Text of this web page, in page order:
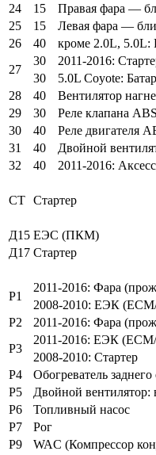
24
15
Правая фара —
25
15
Левая фара —
26
40
кроме 2.0L, 5.0L:
27
30
2011-2016:
30
5.0L Coyote:
28
40
Вентилятор
29
30
Реле клапана ABS
30
40
Реле двигателя
31
40
Двойной
32
40
2011-2016:
СТ Стартер
Д15 ЕЭС (ПКМ)
Д17 Стартер
Р1
2011-2016: Фара
2008-2010: ЕЭК
Р2
2011-2016: Фара
Р3
2011-2016: ЕЭК
2008-2010: Стартер
Р4
Обогреватель заднего
Р5
Двойной вентилятор:
Р6
Топливный насос
Р7
Рог
Р9
WAC (Компрессор